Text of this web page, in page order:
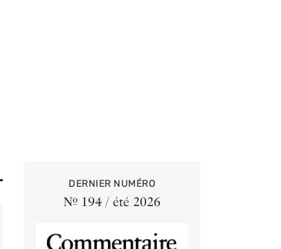
DERNIER NUMÉRO
Nº 194 / été 2026